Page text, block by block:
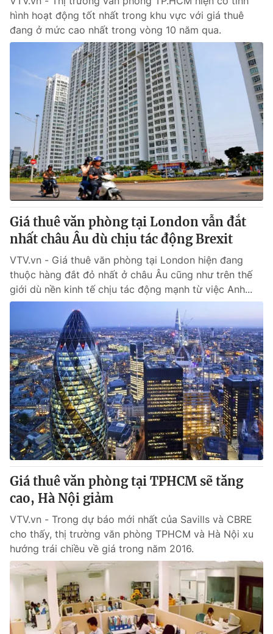
hình hoạt động tốt nhất trong khu vực với giá thuê
đang ở mức cao nhất trong vòng 10 năm qua.
Giá thuê văn phòng tại London vẫn đắt
nhất châu Âu dù chịu tác động Brexit
VTV.vn - Giá thuê văn phòng tại London hiện đang
thuộc hàng đắt đỏ nhất ở châu Âu cũng như trên thế
giới dù nền kinh tế chịu tác động mạnh từ việc Anh...
Giá thuê văn phòng tại TPHCM sẽ tăng
cao, Hà Nội giảm
VTV.vn - Trong dự báo mới nhất của Savills và CBRE
cho thấy, thị trường văn phòng TPHCM và Hà Nội xu
hướng trái chiều về giá trong năm 2016.